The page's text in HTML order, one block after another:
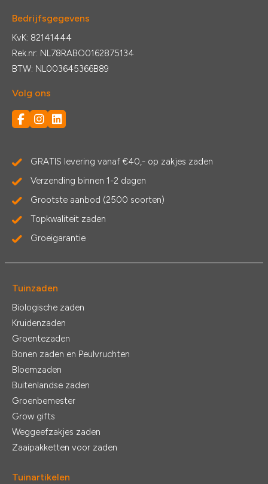
Bedrijfsgegevens
KvK: 82141444
Rek.nr: NL78RABO0162875134
BTW: NL003645366B89
Volg ons
GRATIS levering vanaf €40,- op zakjes zaden
Verzending binnen 1-2 dagen
Grootste aanbod (2500 soorten)
Topkwaliteit zaden
Groeigarantie
Tuinzaden
Biologische zaden
Kruidenzaden
Groentezaden
Bonen zaden en Peulvruchten
Bloemzaden
Buitenlandse zaden
Groenbemester
Grow gifts
Weggeefzakjes zaden
Zaaipakketten voor zaden
Tuinartikelen